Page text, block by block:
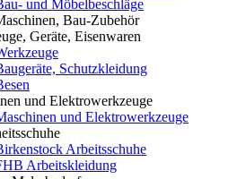
und Möbelbeschläge
Bau-Zubehör
Geräte, Eisenwaren
Schutzkleidung
und Elektrowerkzeuge
und Elektrowerkzeuge
Arbeitsschuhe
Arbeitskleidung